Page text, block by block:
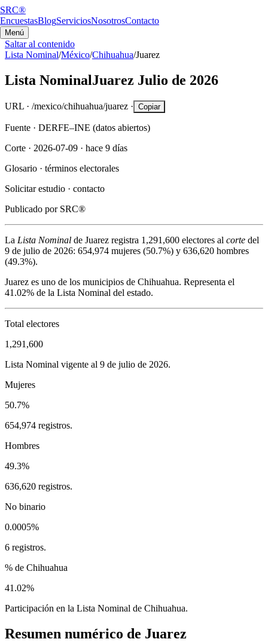
SRC®
EncuestasBlogServiciosNosotrosContacto
Menú
Saltar al contenido
Lista Nominal/México/Chihuahua/Juarez
Lista NominalJuarez Julio de 2026
URL · /mexico/chihuahua/juarez · Copiar
Fuente · DERFE–INE (datos abiertos)
Corte · 2026-07-09 · hace 9 días
Glosario · términos electorales
Solicitar estudio · contacto
Publicado por SRC®
La Lista Nominal de Juarez registra 1,291,600 electores al corte del
9 de julio de 2026: 654,974 mujeres (50.7%) y 636,620 hombres
(49.3%).
Juarez es uno de los municipios de Chihuahua. Representa el
41.02% de la Lista Nominal del estado.
Total electores
1,291,600
Lista Nominal vigente al 9 de julio de 2026.
Mujeres
50.7%
654,974 registros.
Hombres
49.3%
636,620 registros.
No binario
0.0005%
6 registros.
% de Chihuahua
41.02%
Participación en la Lista Nominal de Chihuahua.
Resumen numérico de Juarez